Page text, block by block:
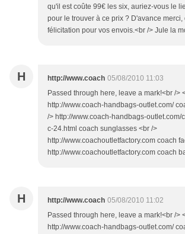
qu'il est coûte 99€ les six, auriez-vous le
pour le trouver à ce prix ? D'avance merci,
félicitation pour vos envois.<br /> Jule la
H http://www.coach 05/08/2010 11:03
Passed through here, leave a mark!<br />
http://www.coach-handbags-outlet.com/
/> http://www.coach-handbags-outlet.com/
c-24.html coach sunglasses <br />
http://www.coachoutletfactory.com coach
http://www.coachoutletfactory.com coach
H http://www.coach 05/08/2010 11:02
Passed through here, leave a mark!<br />
http://www.coach-handbags-outlet.com/